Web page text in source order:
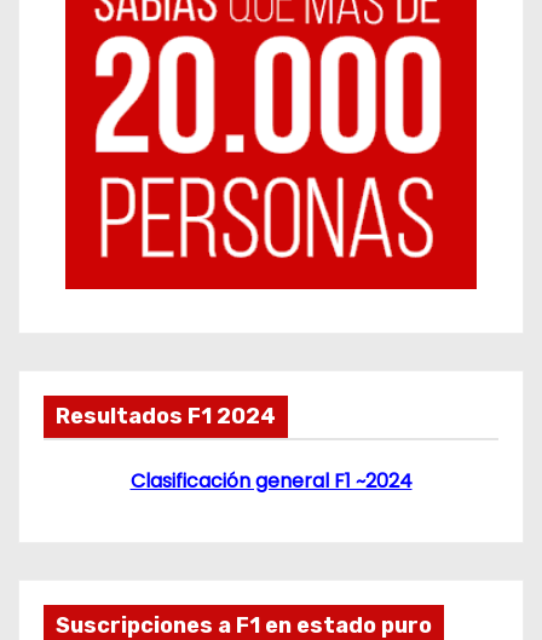
Resultados F1 2024
Clasificación general F1 ~2024
Suscripciones a F1 en estado puro